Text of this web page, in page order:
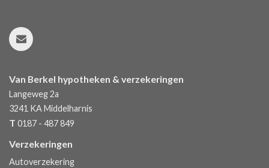
Van Berkel hypotheken & verzekeringen
Langeweg 2a
3241 KA Middelharnis
T 0187 - 487 849
Verzekeringen
Autoverzekering